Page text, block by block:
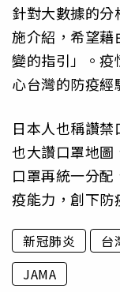
針對大數據的
施介紹，希望藉
變的指引」。疫
心台灣的防疫經
日本人也稱讚
也大讚口罩地圖
口罩再統一分
疫能力，創下防
新冠肺炎 台
JAMA